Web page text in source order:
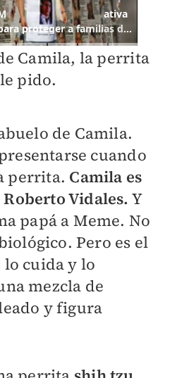
Camila, la perrita
pido.
de Camila.
cuando
perrita. Camila es
Roberto Vidales. Y
papá a Meme. No
Pero es el
cuida y lo
mezcla de
y figura